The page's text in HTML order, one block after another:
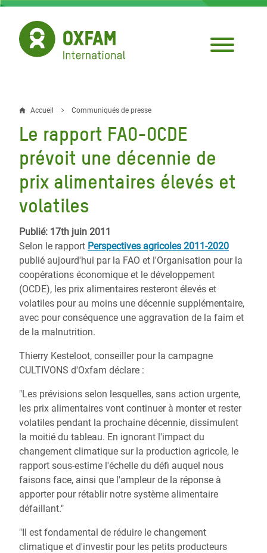
Aller
contenu
principal
Fil
d'Ariane
Accueil Communiqués de presse
Le rapport FAO-OCDE
prévoit une décennie de
prix alimentaires élevés et
volatiles
Publié: 17th juin 2011
Selon le rapport Perspectives agricoles 2011-2020
publié aujourd'hui par la FAO et l'Organisation pour la
coopérations économique et le développement
(OCDE), les prix alimentaires resteront élevés et
volatiles pour au moins une décennie supplémentaire,
avec pour conséquence une aggravation de la faim et
de la malnutrition.
Thierry Kesteloot, conseiller pour la campagne
CULTIVONS d'Oxfam déclare :
"Les prévisions selon lesquelles, sans action urgente,
les prix alimentaires vont continuer à monter et rester
volatiles pendant la prochaine décennie, dissimulent
la moitié du tableau. En ignorant l'impact du
changement climatique sur la production agricole, le
rapport sous-estime l'échelle du défi auquel nous
faisons face, ainsi que l'ampleur de la réponse à
apporter pour rétablir notre système alimentaire
défaillant."
"Il est fondamental de réduire le changement
climatique et d'investir pour les petits producteurs